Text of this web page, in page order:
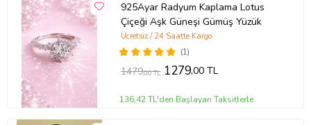
925Ayar Radyum Kaplama Lotus
Çiçeği Aşk Güneşi Gümüş Yüzük
(1)
Ücretsiz / 24 Saatte Kargo
1479,00 TL 1279,00 TL
136,42 TL'den Başlayan Taksitlerle